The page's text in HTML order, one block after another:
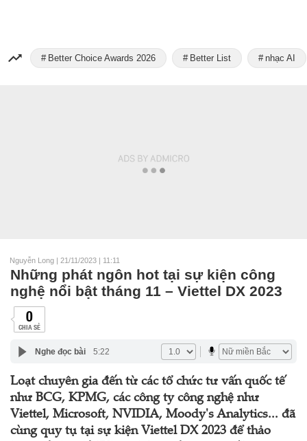
Better Choice Awards 2026 Better List nhạc AI
Nguyễn Long | 21/11/2023 | 11:11
Những phát ngôn hot tại sự kiện công
nghệ nổi bật tháng 11 – Viettel DX 2023
0
CHIA SẺ
Nghe đọc bài 5:22
Loạt chuyên gia đến từ các tổ chức tư vấn quốc tế
như BCG, KPMG, các công ty công nghệ như
Viettel, Microsoft, NVIDIA, Moody's Analytics... đã
cùng quy tụ tại sự kiện Viettel DX 2023 để thảo